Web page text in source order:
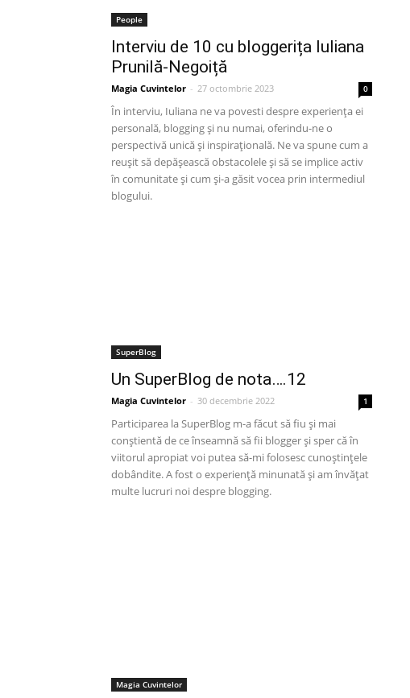
People
Interviu de 10 cu bloggerița Iuliana
Prunilă-Negoiță
Magia Cuvintelor - 27 octombrie 2023 0
În interviu, Iuliana ne va povesti despre experiența ei
personală, blogging și nu numai, oferindu-ne o
perspectivă unică și inspirațională. Ne va spune cum a
reușit să depășească obstacolele și să se implice activ
în comunitate și cum și-a găsit vocea prin intermediul
blogului.
SuperBlog
Un SuperBlog de nota….12
Magia Cuvintelor - 30 decembrie 2022 1
Participarea la SuperBlog m-a făcut să fiu și mai
conștientă de ce înseamnă să fii blogger și sper că în
viitorul apropiat voi putea să-mi folosesc cunoștințele
dobândite. A fost o experiență minunată și am învățat
multe lucruri noi despre blogging.
Magia Cuvintelor